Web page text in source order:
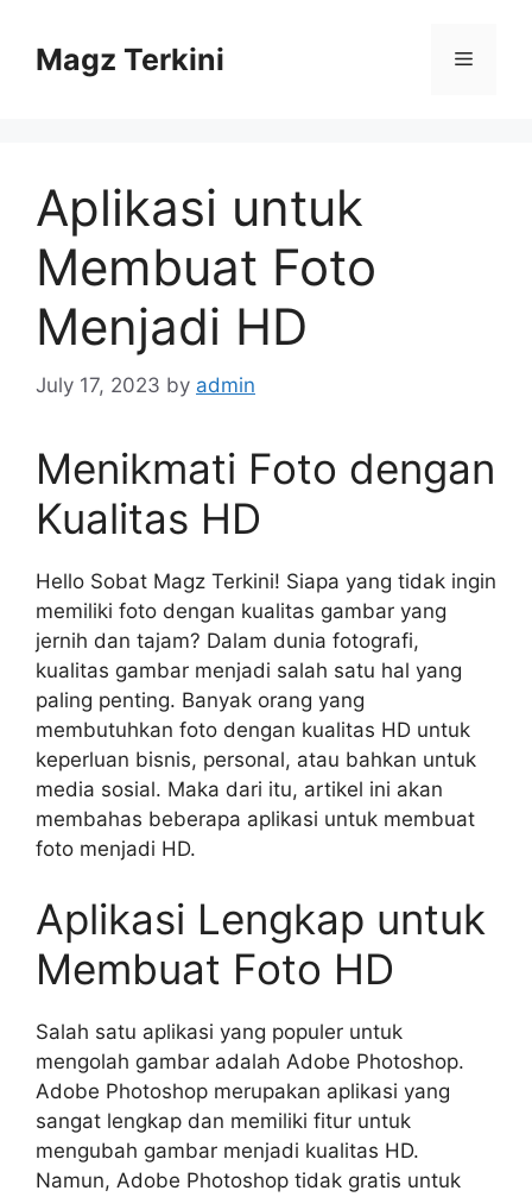
contentMagz Terkini Menu
Aplikasi untuk
Membuat Foto
Menjadi HD
July 17, 2023 by admin
Menikmati Foto dengan
Kualitas HD
Hello Sobat Magz Terkini! Siapa yang tidak ingin
memiliki foto dengan kualitas gambar yang
jernih dan tajam? Dalam dunia fotografi,
kualitas gambar menjadi salah satu hal yang
paling penting. Banyak orang yang
membutuhkan foto dengan kualitas HD untuk
keperluan bisnis, personal, atau bahkan untuk
media sosial. Maka dari itu, artikel ini akan
membahas beberapa aplikasi untuk membuat
foto menjadi HD.
Aplikasi Lengkap untuk
Membuat Foto HD
Salah satu aplikasi yang populer untuk
mengolah gambar adalah Adobe Photoshop.
Adobe Photoshop merupakan aplikasi yang
sangat lengkap dan memiliki fitur untuk
mengubah gambar menjadi kualitas HD.
Namun, Adobe Photoshop tidak gratis untuk